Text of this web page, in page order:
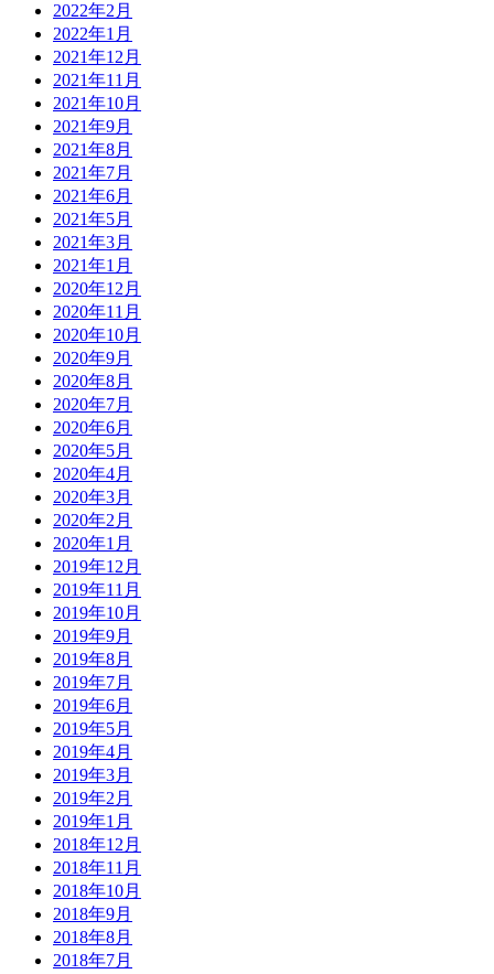
2022年2月
2022年1月
2021年12月
2021年11月
2021年10月
2021年9月
2021年8月
2021年7月
2021年6月
2021年5月
2021年3月
2021年1月
2020年12月
2020年11月
2020年10月
2020年9月
2020年8月
2020年7月
2020年6月
2020年5月
2020年4月
2020年3月
2020年2月
2020年1月
2019年12月
2019年11月
2019年10月
2019年9月
2019年8月
2019年7月
2019年6月
2019年5月
2019年4月
2019年3月
2019年2月
2019年1月
2018年12月
2018年11月
2018年10月
2018年9月
2018年8月
2018年7月